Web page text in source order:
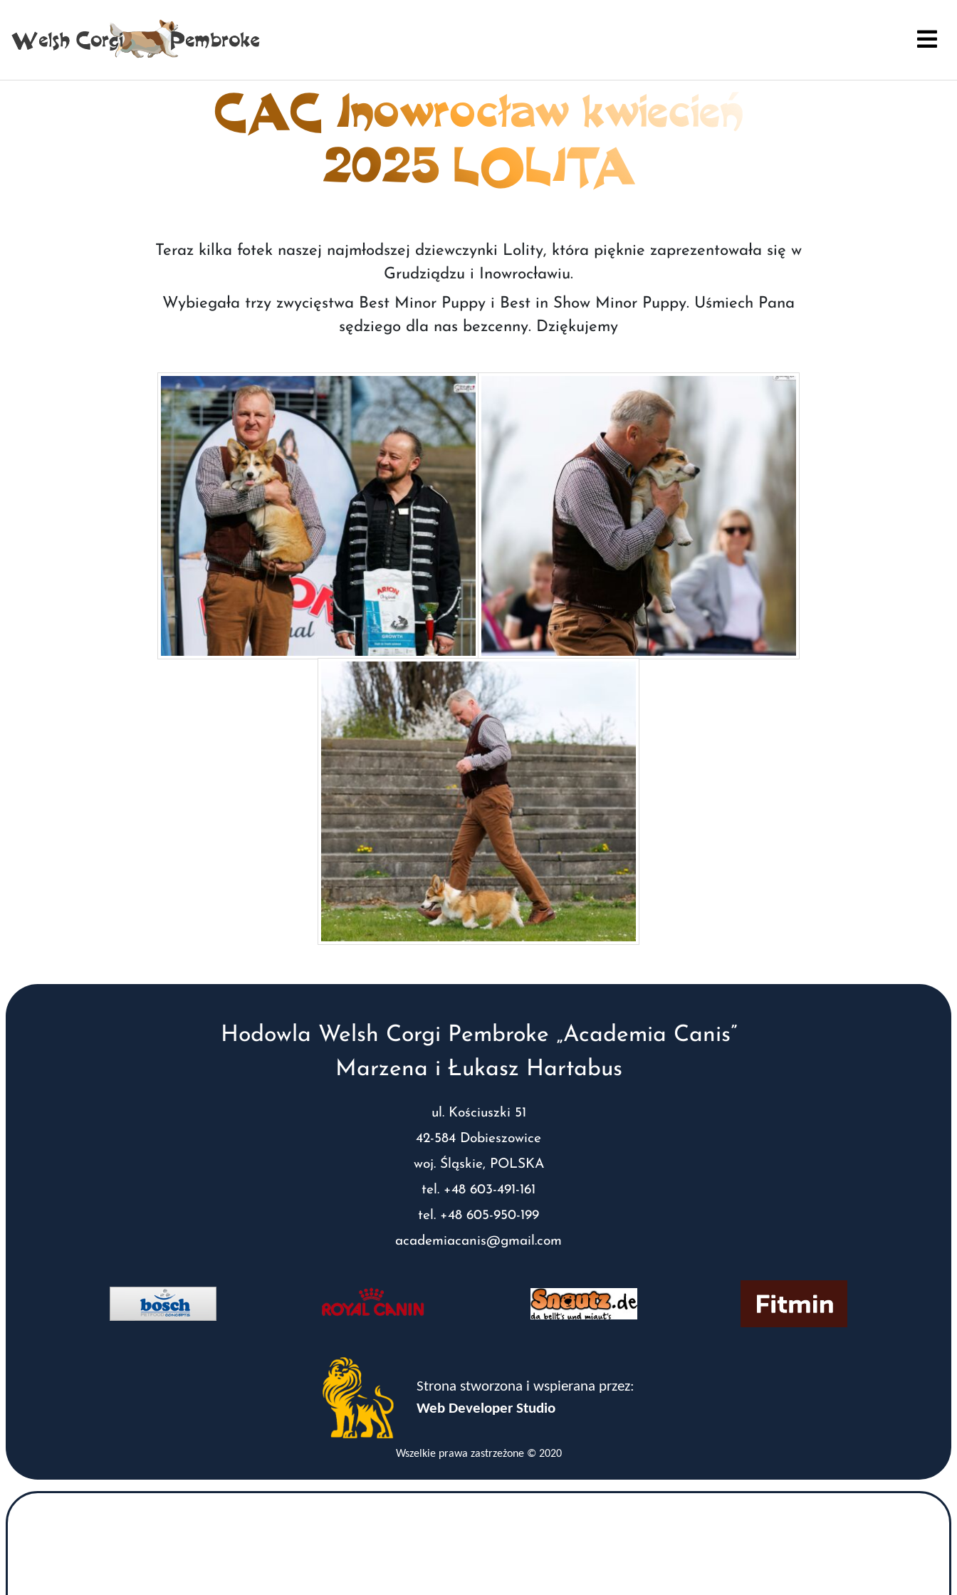
CAC Inowrocław kwiecień
2025 LOLITA
Teraz kilka fotek naszej najmłodszej dziewczynki Lolity, która pięknie zaprezentowała się w
Grudziądzu i Inowrocławiu.
Wybiegała trzy zwycięstwa Best Minor Puppy i Best in Show Minor Puppy. Uśmiech Pana
sędziego dla nas bezcenny. Dziękujemy
Hodowla Welsh Corgi Pembroke „Academia Canis”
Marzena i Łukasz Hartabus
ul. Kościuszki 51
42-584 Dobieszowice
woj. Śląskie, POLSKA
tel. +48 603-491-161
tel. +48 605-950-199
academiacanis@gmail.com
Strona stworzona i wspierana przez:
Web Developer Studio
Wszelkie prawa zastrzeżone © 2020